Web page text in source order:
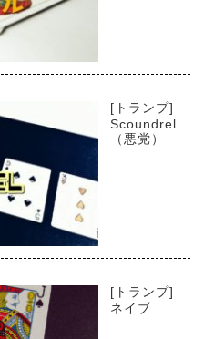
[トランプ]
Scoundrel
（悪党）
[トランプ]
ネイブ